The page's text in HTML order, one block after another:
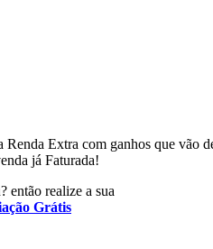
Extra com ganhos que vão
já Faturada!
então realize a sua
Grátis